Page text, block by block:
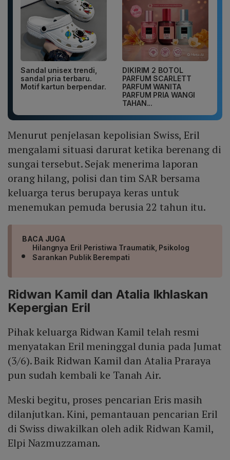
Sandal unisex trendi,
sandal pria terbaru.
Motif kartun berpendar.
DIKIRIM 2 BOTOL
PARFUM SCARLETT
PARFUM WANITA
PARFUM PRIA WANGI
TAHAN...
Menurut penjelasan kepolisian Swiss, Eril
mengalami situasi darurat ketika berenang di
sungai tersebut. Sejak menerima laporan
orang hilang, polisi dan tim SAR bersama
keluarga terus berupaya keras untuk
menemukan pemuda berusia 22 tahun itu.
BACA JUGA
Hilangnya Eril Peristiwa Traumatik, Psikolog
Sarankan Publik Berempati
Ridwan Kamil dan Atalia Ikhlaskan
Kepergian Eril
Pihak keluarga Ridwan Kamil telah resmi
menyatakan Eril meninggal dunia pada Jumat
(3/6). Baik Ridwan Kamil dan Atalia Praraya
pun sudah kembali ke Tanah Air.
Meski begitu, proses pencarian Eris masih
dilanjutkan. Kini, pemantauan pencarian Eril
di Swiss diwakilkan oleh adik Ridwan Kamil,
Elpi Nazmuzzaman.